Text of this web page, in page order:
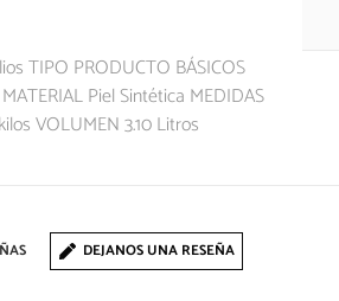
TIPO PRODUCTO BÁSICOS
Piel Sintética MEDIDAS
VOLUMEN 3.10 Litros
DEJANOS UNA RESEÑA